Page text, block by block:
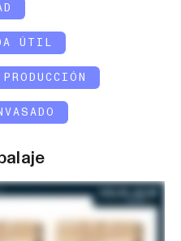
ÚTIL